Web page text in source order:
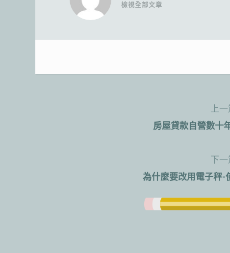
檢視全部文章
上
房屋貸款自營數十
下
為什麼要改用電子秤-